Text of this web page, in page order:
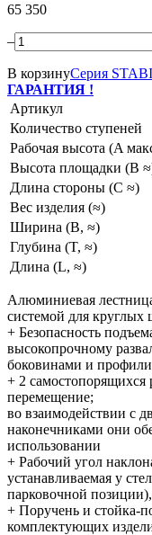
65 350
–
В корзинуСерия
ГАРАНТИЯ !
Артикул
Количество ступеней
Рабочая высота (A
Высота площадки (B
Длина стороны (C ≈)
Вес изделия (≈)
Ширина (B, ≈)
Глубина (T, ≈)
Длина (L, ≈)
Алюминиевая
системой для
+ Безопасность
высокопрочному
боковинами и
+ 2
перемещение;
во взаимодействии с
наконечниками они
использовании
+ Рабочий угол
устанавливаемая у
парковочной
+ Поручень и стойка-
комплектующих